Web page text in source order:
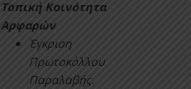
Τοπική Κοινότητα
Αρφαρών
Έγκριση
Πρωτοκόλλου
Παραλαβής.